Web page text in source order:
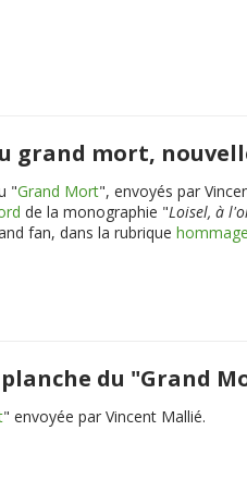
grand mort,
"Grand Mort", envoyés par
de la monographie "Loisel, à
fan, dans la rubrique
planche du "Grand
" envoyée par Vincent Mallié.